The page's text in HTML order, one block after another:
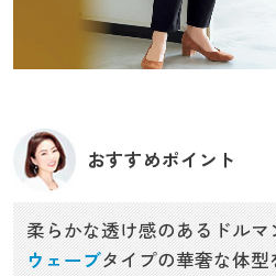
おすすめポイント
柔らかな透け感のあるドルマ
ウェーブタイプの華奢な体